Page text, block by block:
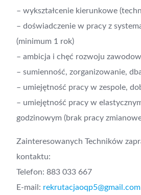
– wykształcenie kierunkowe
– doświadczenie w pracy z
(minimum 1 rok)
– ambicja i chęć rozwoju
– sumienność, zorganizowanie,
– umiejętność pracy w zespole,
– umiejętność pracy w
godzinowym (brak pracy
Zainteresowanych Techników
kontaktu:
Telefon: 883 033 667
E-mail: rekrutacjaoqp5@gmail.com